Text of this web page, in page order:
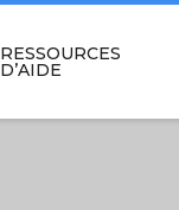
RESSOURCES
D’AIDE